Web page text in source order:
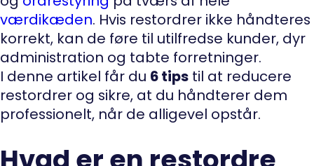
værdikæden. Hvis restordrer ikke håndteres
korrekt, kan de føre til utilfredse kunder, dyr
administration og tabte forretninger.
I denne artikel får du 6 tips til at reducere
restordrer og sikre, at du håndterer dem
professionelt, når de alligevel opstår.